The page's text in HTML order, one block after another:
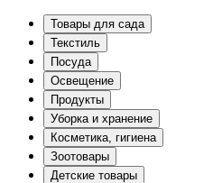
Товары для сада
Текстиль
Посуда
Освещение
Продукты
Уборка и хранение
Косметика, гигиена
Зоотовары
Детские товары